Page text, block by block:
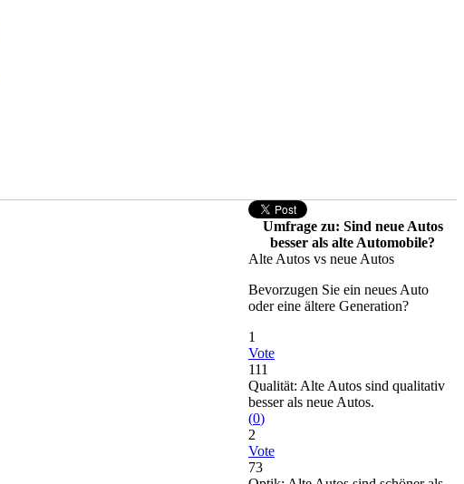
Umfrage zu: Sind neue Autos
besser als alte Automobile?
Alte Autos vs neue Autos
Bevorzugen Sie ein neues Auto
oder eine ältere Generation?
1
Vote
111
Qualität: Alte Autos sind qualitativ
besser als neue Autos.
(0)
2
Vote
73